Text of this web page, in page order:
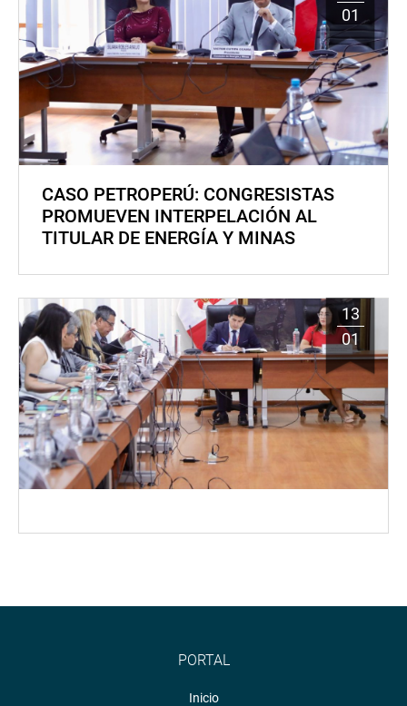
01
CASO PETROPERÚ: CONGRESISTAS
PROMUEVEN INTERPELACIÓN AL
TITULAR DE ENERGÍA Y MINAS
13
01
PORTAL
Inicio